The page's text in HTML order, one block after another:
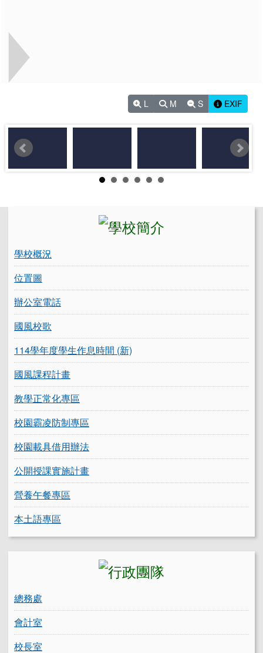
L M S EXIF
學校概況
位置圖
辦公室電話
國風校歌
114學年度學生作息時間 (新)
國風課程計畫
教學正常化專區
校園霸凌防制專區
校園載具借用辦法
公開授課實施計畫
營養午餐專區
本土語專區
總務處
會計室
校長室